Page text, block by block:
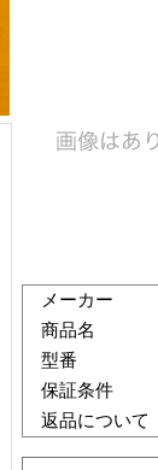
メーカー
商品名
型番
保証条件
返品について